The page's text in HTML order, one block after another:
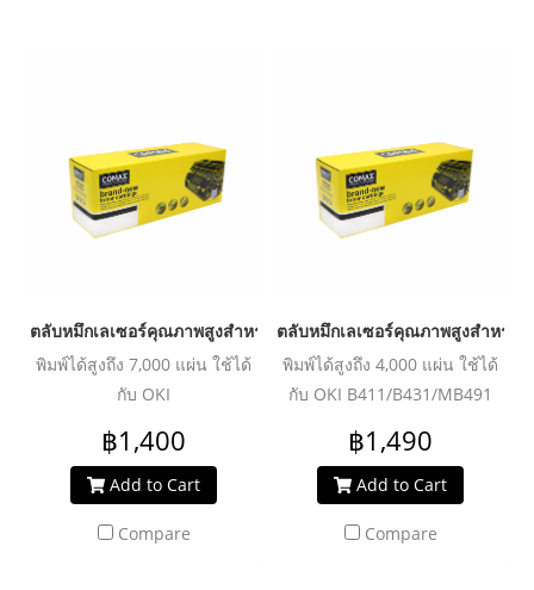
ตลับหมึกเลเซอร์คุณภาพสูงสำหรับ OKI รุ่น B412T Black
พิมพ์ได้สูงถึง 7,000 แผ่น ใช้ได้
กับ OKI
฿1,400
Add to Cart
Compare
ตลับหมึกเลเซอร์คุณภาพสูงสำหรับ
พิมพ์ได้สูงถึง 4,000 แผ่น ใช้ได้
กับ OKI B411/B431/MB491
฿1,490
Add to Cart
Compare